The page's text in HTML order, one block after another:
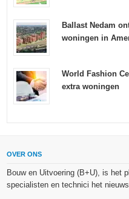
Ballast Nedam
woningen in
World Fashion
extra woningen
OVER ONS
Bouw en Uitvoering (B+U), is het
specialisten en technici het